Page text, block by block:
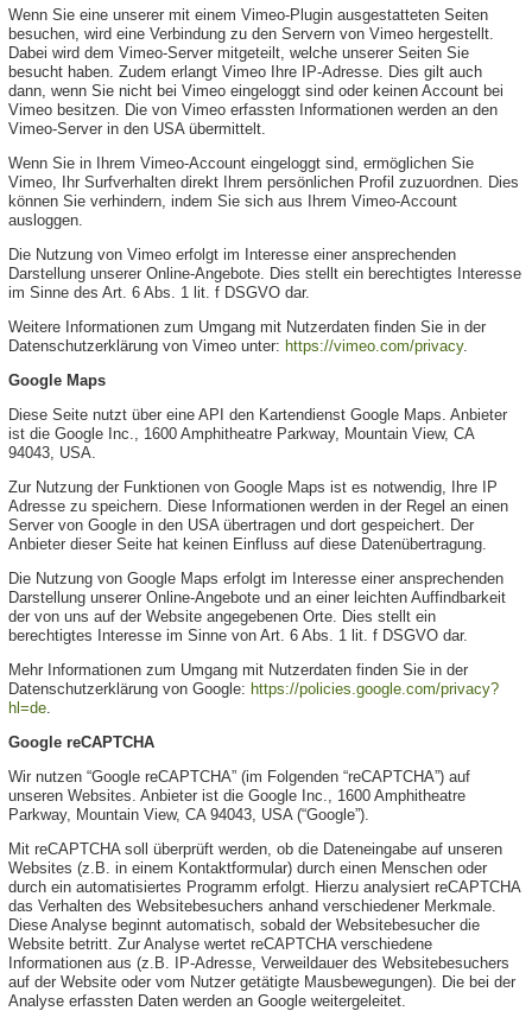
Wenn Sie eine unserer mit einem Vimeo-Plugin ausgestatteten Seiten
besuchen, wird eine Verbindung zu den Servern von Vimeo hergestellt.
Dabei wird dem Vimeo-Server mitgeteilt, welche unserer Seiten Sie
besucht haben. Zudem erlangt Vimeo Ihre IP-Adresse. Dies gilt auch
dann, wenn Sie nicht bei Vimeo eingeloggt sind oder keinen Account bei
Vimeo besitzen. Die von Vimeo erfassten Informationen werden an den
Vimeo-Server in den USA übermittelt.
Wenn Sie in Ihrem Vimeo-Account eingeloggt sind, ermöglichen Sie
Vimeo, Ihr Surfverhalten direkt Ihrem persönlichen Profil zuzuordnen. Dies
können Sie verhindern, indem Sie sich aus Ihrem Vimeo-Account
ausloggen.
Die Nutzung von Vimeo erfolgt im Interesse einer ansprechenden
Darstellung unserer Online-Angebote. Dies stellt ein berechtigtes Interesse
im Sinne des Art. 6 Abs. 1 lit. f DSGVO dar.
Weitere Informationen zum Umgang mit Nutzerdaten finden Sie in der
Datenschutzerklärung von Vimeo unter: https://vimeo.com/privacy.
Google Maps
Diese Seite nutzt über eine API den Kartendienst Google Maps. Anbieter
ist die Google Inc., 1600 Amphitheatre Parkway, Mountain View, CA
94043, USA.
Zur Nutzung der Funktionen von Google Maps ist es notwendig, Ihre IP
Adresse zu speichern. Diese Informationen werden in der Regel an einen
Server von Google in den USA übertragen und dort gespeichert. Der
Anbieter dieser Seite hat keinen Einfluss auf diese Datenübertragung.
Die Nutzung von Google Maps erfolgt im Interesse einer ansprechenden
Darstellung unserer Online-Angebote und an einer leichten Auffindbarkeit
der von uns auf der Website angegebenen Orte. Dies stellt ein
berechtigtes Interesse im Sinne von Art. 6 Abs. 1 lit. f DSGVO dar.
Mehr Informationen zum Umgang mit Nutzerdaten finden Sie in der
Datenschutzerklärung von Google: https://policies.google.com/privacy?
hl=de
Google reCAPTCHA
Wir nutzen “Google reCAPTCHA” (im Folgenden “reCAPTCHA”) auf
unseren Websites. Anbieter ist die Google Inc., 1600 Amphitheatre
Parkway, Mountain View, CA 94043, USA (“Google”).
Mit reCAPTCHA soll überprüft werden, ob die Dateneingabe auf unseren
Websites (z.B. in einem Kontaktformular) durch einen Menschen oder
durch ein automatisiertes Programm erfolgt. Hierzu analysiert reCAPTCHA
das Verhalten des Websitebesuchers anhand verschiedener Merkmale.
Diese Analyse beginnt automatisch, sobald der Websitebesucher die
Website betritt. Zur Analyse wertet reCAPTCHA verschiedene
Informationen aus (z.B. IP-Adresse, Verweildauer des Websitebesuchers
auf der Website oder vom Nutzer getätigte Mausbewegungen). Die bei der
Analyse erfassten Daten werden an Google weitergeleitet.